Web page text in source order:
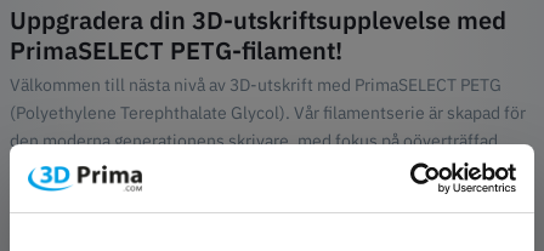
Uppgradera din 3D-utskriftsupplevelse med
PrimaSELECT PETG-filament!
Välkommen till nästa nivå av 3D-utskrift med PrimaSELECT PETG
(Polyethylene Terephthalate Glycol). Vår filamentserie är skapad för
den moderna generationens skrivare, med fokus på oöverträffad
kvalitet och prestanda. Oavsett om du är en erfaren användare eller
nybörjare, kommer PrimaSELECT PETG att förvandla dina skapelser